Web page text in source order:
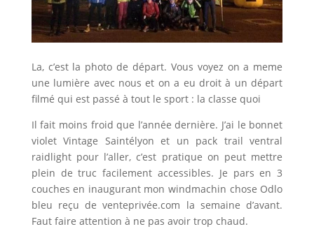
La, c’est la photo de départ. Vous voyez on a meme
une lumière avec nous et on a eu droit à un départ
filmé qui est passé à tout le sport : la classe quoi
Il fait moins froid que l’année dernière. J’ai le bonnet
violet Vintage Saintélyon et un pack trail ventral
raidlight pour l’aller, c’est pratique on peut mettre
plein de truc facilement accessibles. Je pars en 3
couches en inaugurant mon windmachin chose Odlo
bleu reçu de venteprivée.com la semaine d’avant.
Faut faire attention à ne pas avoir trop chaud.